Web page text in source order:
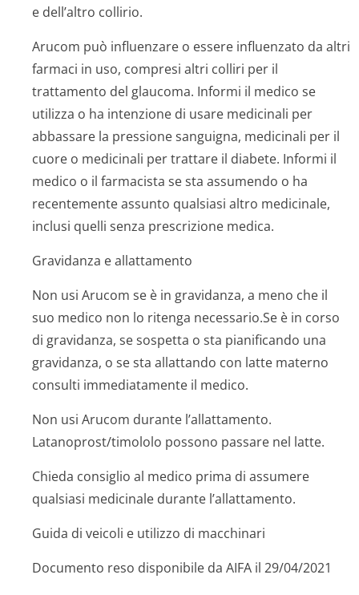
e dell’altro collirio.
Arucom può influenzare o essere influenzato da altri
farmaci in uso, compresi altri colliri per il
trattamento del glaucoma. Informi il medico se
utilizza o ha intenzione di usare medicinali per
abbassare la pressione sanguigna, medicinali per il
cuore o medicinali per trattare il diabete. Informi il
medico o il farmacista se sta assumendo o ha
recentemente assunto qualsiasi altro medicinale,
inclusi quelli senza prescrizione medica.
Gravidanza e allattamento
Non usi Arucom se è in gravidanza, a meno che il
suo medico non lo ritenga necessario.Se è in corso
di gravidanza, se sospetta o sta pianificando una
gravidanza, o se sta allattando con latte materno
consulti immediatamente il medico.
Non usi Arucom durante l’allattamento.
Latanoprost/ti­mololo possono passare nel latte.
Chieda consiglio al medico prima di assumere
qualsiasi medicinale durante l’allattamento.
Guida di veicoli e utilizzo di macchinari
Documento reso disponibile da AIFA il 29/04/2021